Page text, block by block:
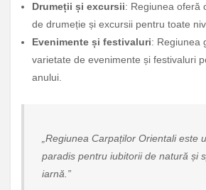
Drumeții și excursii: Regiunea oferă
de drumeție și excursii pentru toate
Evenimente și festivaluri: Regiunea
varietate de evenimente și festivaluri
anului.
„Regiunea Carpaților Orientali este
paradis pentru iubitorii de natură și
iarnă.”